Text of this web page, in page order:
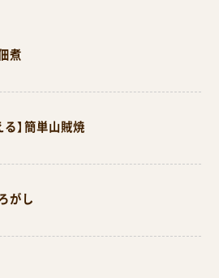
煮
る】簡単山賊焼
がし